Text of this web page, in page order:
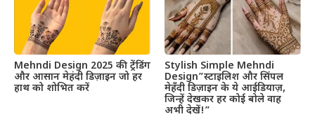
Mehndi Design 2025 की ट्रेंडिंग
और आसान मेहंदी डिज़ाइन जो हर
हाथ को शोभित करें
Stylish Simple Mehndi
Design”स्टाइलिश और सिंपल
मेहँदी डिज़ाइन के ये आईडियाज़,
जिन्हें देखकर हर कोई बोले वाह
अभी देखें!”